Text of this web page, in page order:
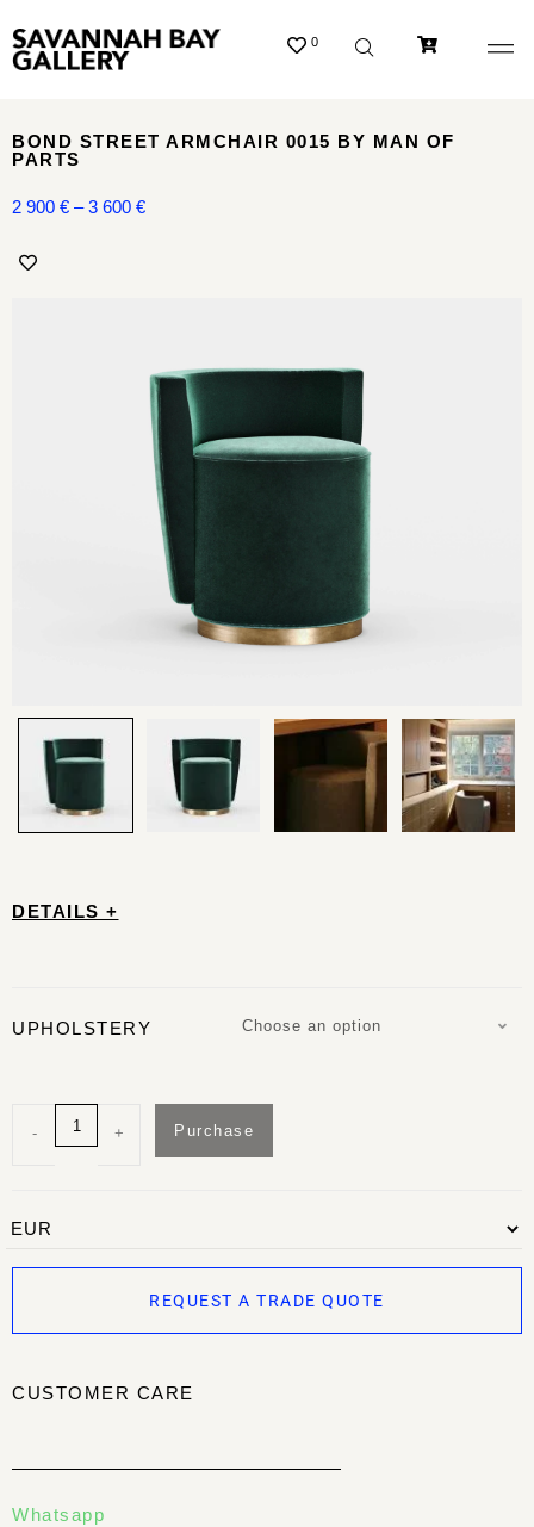
0
DETAILS +
UPHOLSTERY Choose an option
- + Purchase
REQUEST A TRADE QUOTE
CUSTOMER CARE
Whatsapp
BOND STREET ARMCHAIR 0015 BY MAN OF
PARTS
2 900 € – 3 600 €